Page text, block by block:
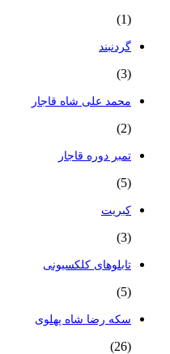
(1)
گردنبند
(3)
محمد علی شاه قاجار
(2)
تمبر دوره قاجار
(5)
کبریت
(3)
تابلوهای کلکسیونی
(5)
سکه رضا شاه پهلوی
(26)